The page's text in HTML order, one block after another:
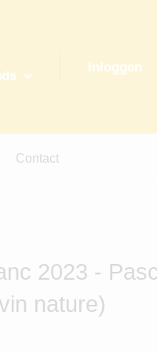
Inloggen
Contact
2023 -
nature)